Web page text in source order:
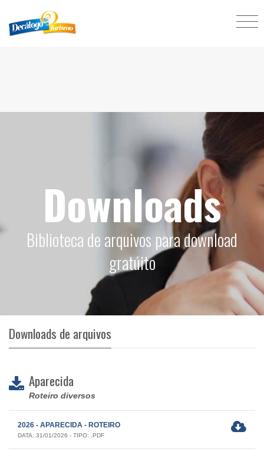
Downloads
Biblioteca de arquivos para download
gratúito
Downloads de arquivos
Aparecida
Roteiro diversos
2026 - APARECIDA - ROTEIRO
DATA: 31/01/2026 - TIPO: .PDF